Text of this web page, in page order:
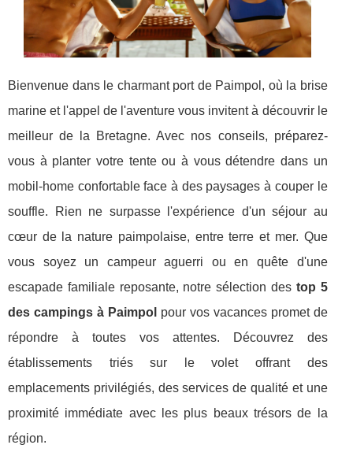
Bienvenue dans le charmant port de Paimpol, où la brise
marine et l'appel de l'aventure vous invitent à découvrir le
meilleur de la Bretagne. Avec nos conseils, préparez-
vous à planter votre tente ou à vous détendre dans un
mobil-home confortable face à des paysages à couper le
souffle. Rien ne surpasse l'expérience d'un séjour au
cœur de la nature paimpolaise, entre terre et mer. Que
vous soyez un campeur aguerri ou en quête d'une
escapade familiale reposante, notre sélection des top 5
des campings à Paimpol pour vos vacances promet de
répondre à toutes vos attentes. Découvrez des
établissements triés sur le volet offrant des
emplacements privilégiés, des services de qualité et une
proximité immédiate avec les plus beaux trésors de la
région.